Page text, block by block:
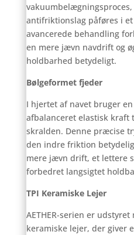
antifriktionslag påføres i
avancerede behandling
en mere jævn navdrift og
holdbarhed betydeligt.
Bølgeformet fjeder
I hjertet af navet bruger
afbalanceret elastisk kraft
skralden. Denne præcise
den indre friktion
mere jævn drift, et lettere
forbedret langsigtet
TPI Keramiske Lejer
AETHER-serien er
keramiske lejer, der giver